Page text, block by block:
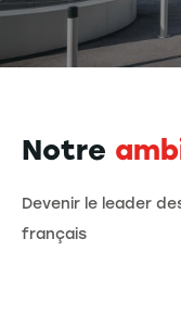
Notre
Devenir le leader
français